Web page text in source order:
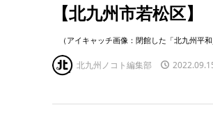
【北九州市若松区】
（アイキャッチ画像：閉館した「北九州平
北九州ノコト編集部